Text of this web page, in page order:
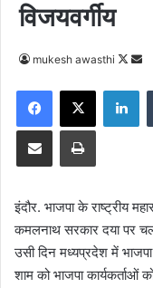
विजयवर्गीय
mukesh awasthi
Facebook
X
Share via Email Print
इंदौर. भाजपा के राष्ट्रीय
कमलनाथ सरकार दया पर
उसी दिन मध्यप्रदेश में
शाम को भाजपा कार्यकर्ताओं